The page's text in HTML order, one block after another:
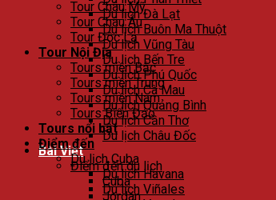
Du lịch Đà Lạt
Du lịch Buôn Ma Thuột
Du lịch Vũng Tàu
Du lịch Bến Tre
Du lịch Phú Quốc
Du lịch Cà Mau
Du lịch Quảng Bình
Du lịch Cần Thơ
Du lịch Châu Đốc
Bài Viết
Điểm đến du lịch
Cuba
Jordan
Tour Châu Mỹ
Tour Châu Âu
Tour Độc Lạ
Tour Nội Địa
Tours miền Bắc
Tours miền Trung
Tours miền Nam
Tours Biển Đảo
Tours nổi bật
Điểm đến
Du lịch Cuba
Du lịch Havana
Du lịch Viñales